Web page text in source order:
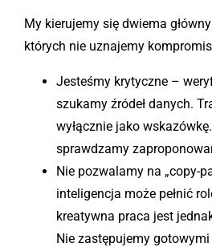
My kierujemy się dwiema
których nie uznajemy
Jesteśmy krytyczne –
szukamy źródeł danych.
wyłącznie jako
sprawdzamy
Nie pozwalamy na „copy-
inteligencja może pełnić
kreatywna praca jest
Nie zastępujemy